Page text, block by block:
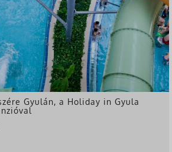
Gyulán, a Holiday in Gyula